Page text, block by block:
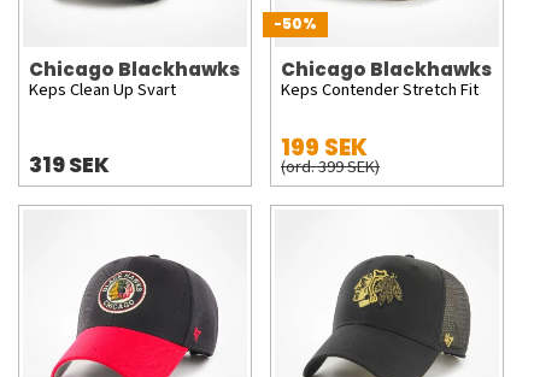
Chicago Blackhawks
Keps Clean Up Svart
319 SEK
-50%
Chicago Blackhawks
Keps Contender Stretch Fit
199 SEK
(ord. 399 SEK)